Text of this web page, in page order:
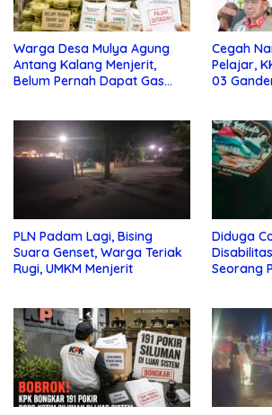
Warga Desa Mulya Agung
Antang Kalang Menjerit,
Belum Pernah Dapat Gas
Cegah
Pelajar,
03
PLN Padam Lagi, Bising
Suara Genset, Warga Teriak
Rugi, UMKM Menjerit
Diduga
Seorang